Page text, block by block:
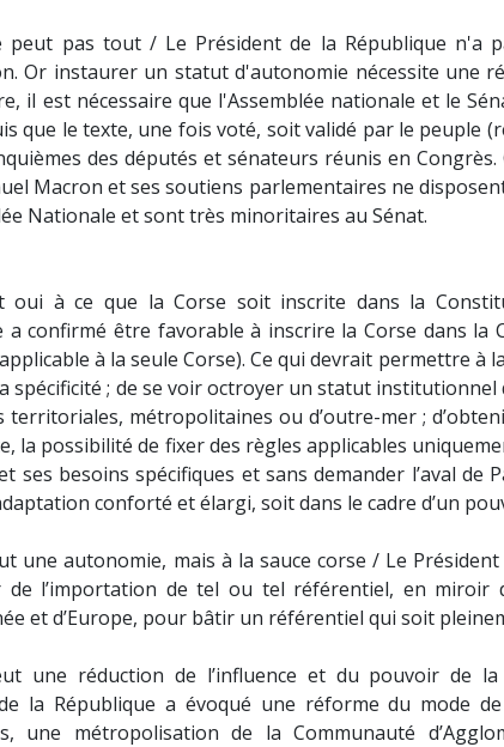
peut pas tout / Le Président de la République n'a
Or instaurer un statut d'autonomie nécessite une
il est nécessaire que l'Assemblée nationale et le
que le texte, une fois voté, soit validé par le peuple
des députés et sénateurs réunis en Congrès.
Macron et ses soutiens parlementaires ne
Nationale et sont très minoritaires au Sénat.
oui à ce que la Corse soit inscrite dans la
a confirmé être favorable à inscrire la Corse dans
à la seule Corse). Ce qui devrait permettre à
spécificité ; de se voir octroyer un statut
territoriales, métropolitaines ou d’outre-mer ;
la possibilité de fixer des règles applicables
ses besoins spécifiques et sans demander l’aval de
conforté et élargi, soit dans le cadre d’un
une autonomie, mais à la sauce corse / Le
l’importation de tel ou tel référentiel, en miroir
et d’Europe, pour bâtir un référentiel qui soit
une réduction de l’influence et du pouvoir de
la République a évoqué une réforme du mode
une métropolisation de la Communauté